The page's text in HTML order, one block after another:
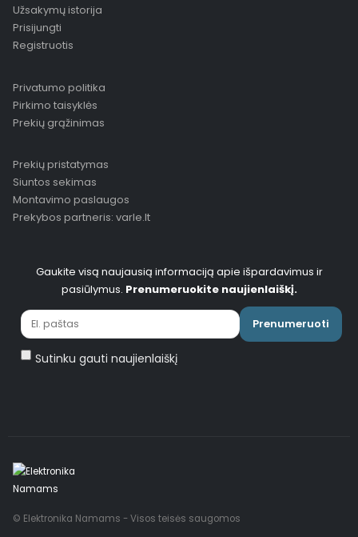
Užsakymų istorija
Prisijungti
Registruotis
Privatumo politika
Pirkimo taisyklės
Prekių grąžinimas
Prekių pristatymas
Siuntos sekimas
Montavimo paslaugos
Prekybos partneris: varle.lt
Gaukite visą naujausią informaciją apie išpardavimus ir
pasiūlymus. Prenumeruokite naujienlaiškį.
Prenumeruoti
Sutinku gauti naujienlaiškį
© Elektronika Namams - Visos teisės saugomos